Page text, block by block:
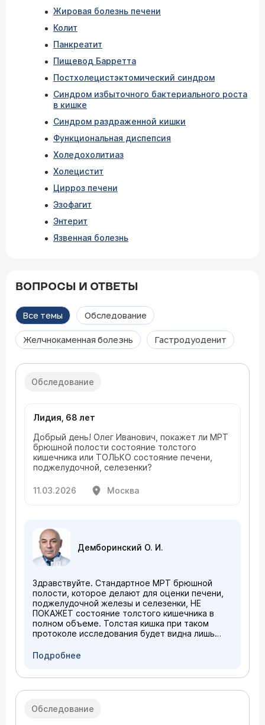
Жировая болезнь печени
Колит
Панкреатит
Пищевод Барретта
Постхолецистэктомический синдром
Синдром избыточного бактериального роста
в кишке
Синдром раздраженной кишки
Функциональная диспепсия
Холедохолитиаз
Холецистит
Цирроз печени
Эзофагит
Энтерит
Язвенная болезнь
ВОПРОСЫ И ОТВЕТЫ
Все темы Обследование
Желчнокаменная болезнь Гастродуоденит
Обследование
Лидия, 68 лет
Добрый день! Олег Иванович, покажет ли МРТ
брюшной полости состояние толстого
кишечника или ТОЛЬКО состояние печени,
поджелудочной, селезенки?
11.03.2026 Москва
Демборинский О. И.
Здравствуйте. Стандартное МРТ брюшной
полости, которое делают для оценки печени,
поджелудочной железы и селезенки, НЕ
ПОКАЖЕТ состояние толстого кишечника в
полном объеме. Толстая кишка при таком
протоколе исследования будет видна лишь
Колоноскопия - является «золотым
стандартом» для осмотра толстой кишки. В
паренхиматозных органов, и колоноскопия,
которую можно сделать безболезненно, под
седацией.
Подробнее
Обследование